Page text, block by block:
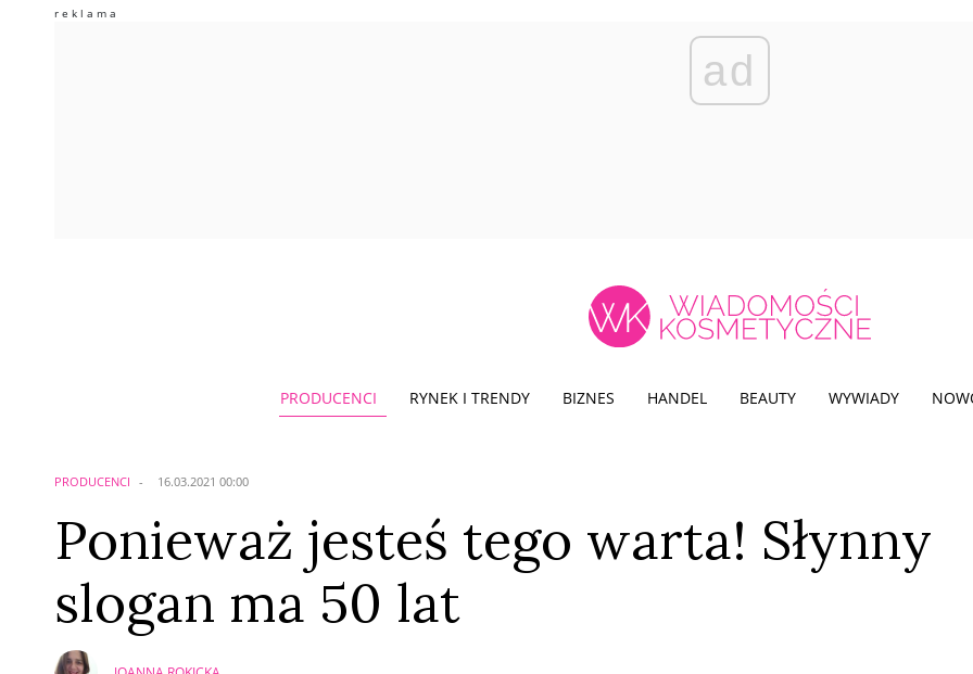
ad
PRODUCENCI RYNEK I TRENDY BIZNES HANDEL BEAUTY WYWIADY
PRODUCENCI 16.03.2021 00:00
Ponieważ jesteś tego warta! Słynny
slogan ma 50 lat